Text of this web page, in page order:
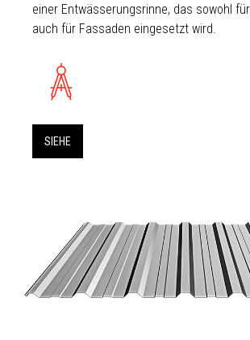
einer Entwässerungsrinne, das sowohl
auch für Fassaden eingesetzt wird.
SIEHE